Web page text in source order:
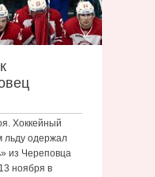
Хоккейный
льду одержал
из Череповца
ноября в